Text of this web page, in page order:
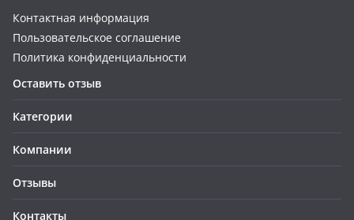
Контактная информация
Пользовательское соглашение
Политика конфиденциальности
Оставить отзыв
Категории
Компании
Отзывы
Контакты